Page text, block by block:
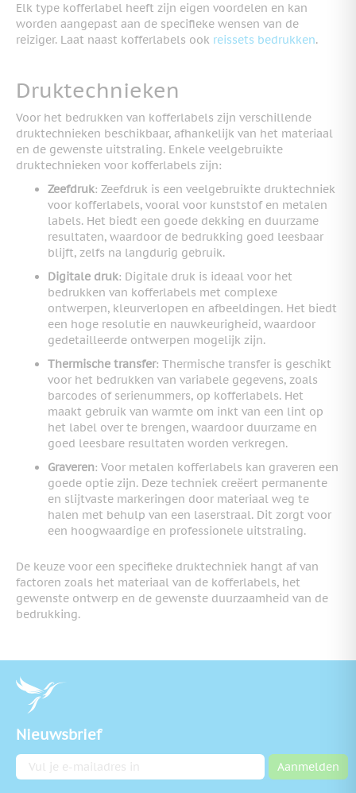
Elk type kofferlabel heeft zijn eigen voordelen en kan
worden aangepast aan de specifieke wensen van de
reiziger. Laat naast kofferlabels ook reissets bedrukken.
Druktechnieken
Voor het bedrukken van kofferlabels zijn verschillende
druktechnieken beschikbaar, afhankelijk van het materiaal
en de gewenste uitstraling. Enkele veelgebruikte
druktechnieken voor kofferlabels zijn:
Zeefdruk: Zeefdruk is een veelgebruikte druktechniek
voor kofferlabels, vooral voor kunststof en metalen
labels. Het biedt een goede dekking en duurzame
resultaten, waardoor de bedrukking goed leesbaar
blijft, zelfs na langdurig gebruik.
Digitale druk: Digitale druk is ideaal voor het
bedrukken van kofferlabels met complexe
ontwerpen, kleurverlopen en afbeeldingen. Het biedt
een hoge resolutie en nauwkeurigheid, waardoor
gedetailleerde ontwerpen mogelijk zijn.
Thermische transfer: Thermische transfer is geschikt
voor het bedrukken van variabele gegevens, zoals
barcodes of serienummers, op kofferlabels. Het
maakt gebruik van warmte om inkt van een lint op
het label over te brengen, waardoor duurzame en
goed leesbare resultaten worden verkregen.
Graveren: Voor metalen kofferlabels kan graveren een
goede optie zijn. Deze techniek creëert permanente
en slijtvaste markeringen door materiaal weg te
halen met behulp van een laserstraal. Dit zorgt voor
een hoogwaardige en professionele uitstraling.
De keuze voor een specifieke druktechniek hangt af van
factoren zoals het materiaal van de kofferlabels, het
gewenste ontwerp en de gewenste duurzaamheid van de
bedrukking.
Nieuwsbrief
E-mailadres Aanmelden